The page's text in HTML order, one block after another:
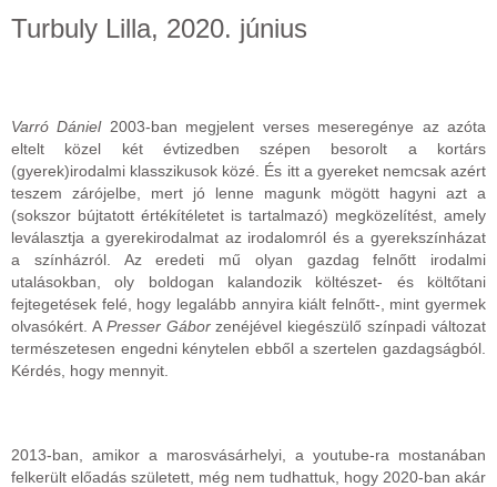
Turbuly Lilla, 2020. június
Varró Dániel2003-ban megjelent verses meseregénye az azóta
eltelt közel két évtizedben szépen besorolt a kortárs
(gyerek)irodalmi klasszikusok közé. És itt a gyereket nemcsak azért
teszem zárójelbe, mert jó lenne magunk mögött hagyni azt a
(sokszor bújtatott értékítéletet is tartalmazó) megközelítést, amely
leválasztja a gyerekirodalmat az irodalomról és a gyerekszínházat
a színházról. Az eredeti mű olyan gazdag felnőtt irodalmi
utalásokban, oly boldogan kalandozik költészet- és költőtani
fejtegetések felé, hogy legalább annyira kiált felnőtt-, mint gyermek
olvasókért. A Presser Gáborzenéjével kiegészülő színpadi változat
természetesen engedni kénytelen ebből a szertelen gazdagságból.
Kérdés, hogy mennyit.
2013-ban, amikor a marosvásárhelyi, a youtube-ra mostanában
felkerült előadás született, még nem tudhattuk, hogy 2020-ban akár